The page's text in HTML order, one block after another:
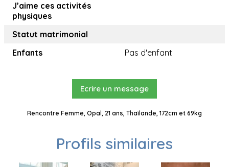
J’aime ces activités
physiques
Statut matrimonial
Enfants
Pas d'enfant
Ecrire un message
Rencontre Femme, Opal, 21 ans, Thaïlande, 172cm et 69kg
Profils similaires